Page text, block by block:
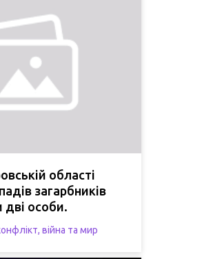
області
загарбників
особи.
війна та мир